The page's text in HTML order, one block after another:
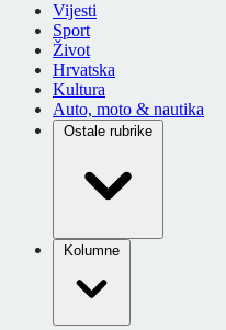
Vijesti
Sport
Život
Hrvatska
Kultura
Auto, moto & nautika
Ostale rubrike
Kolumne